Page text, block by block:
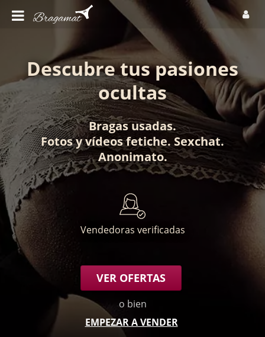
Descubre tus pasiones
ocultas
Bragas usadas.
Fotosyvídeos fetiche. Sexchat.
Anonimato.
Vendedoras verificadas
VER OFERTAS
o bien
EMPEZAR A VENDER